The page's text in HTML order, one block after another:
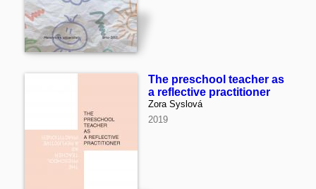
The preschool teacher as
a reflective practitioner
Zora Syslová
2019